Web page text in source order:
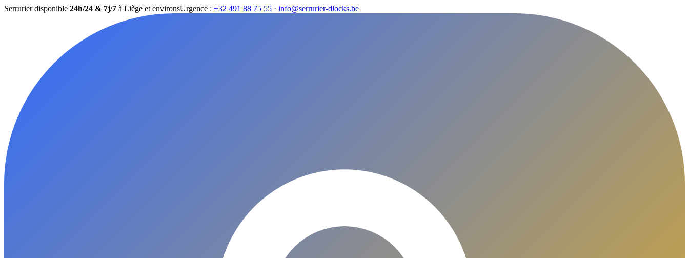
Serrurier disponible 24h/24 & 7j/7 à Liège et environsUrgence : +32 491 88 75 55 · info@serrurier-dlocks.be